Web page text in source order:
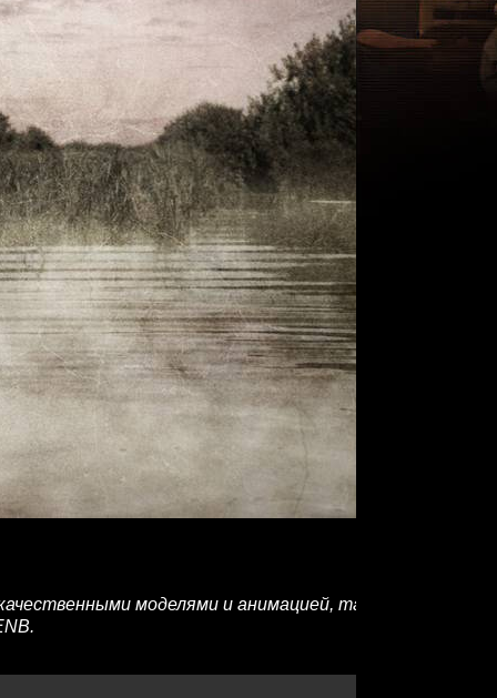
моделями и анимацией, также изменена